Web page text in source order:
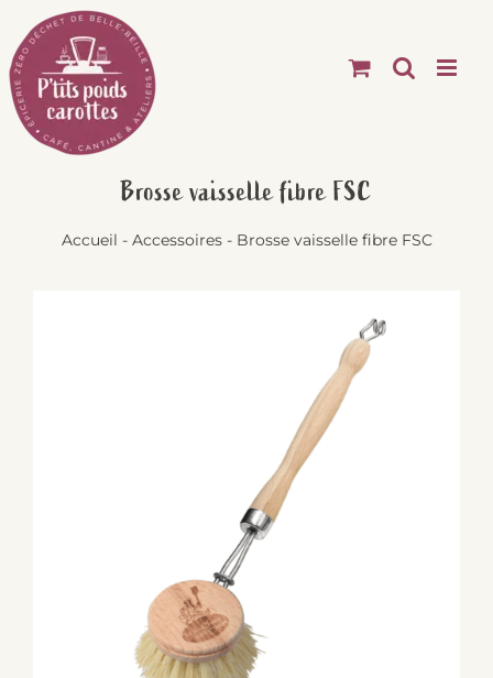
Passer
au
contenu
Brosse vaisselle fibre FSC
Accueil - Accessoires- Brosse vaisselle fibre FSC